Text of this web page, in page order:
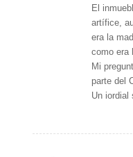
El
artífice,
era la
como era
Mi
parte del
Un iordial